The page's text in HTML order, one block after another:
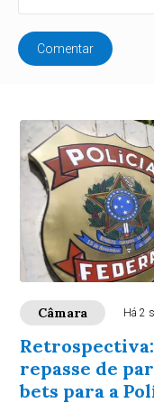
Comentar
Câmara Há 2
repasse de
bets para a